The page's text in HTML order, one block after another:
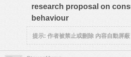
research proposal on
behaviour
提示: 作者被禁止或刪除 內容自動屏蔽